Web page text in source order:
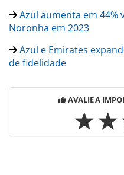
Azul aumenta em 44%
Noronha em 2023
Azul e Emirates
de fidelidade
AVALIE A